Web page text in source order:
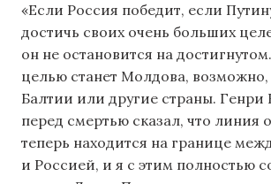
«Если Россия победит, если
достичь своих очень больших
он не остановится на
целью станет Молдова, возможно,
Балтии или другие страны.
перед смертью сказал, что
теперь находится на границе
и Россией, и я с этим полностью